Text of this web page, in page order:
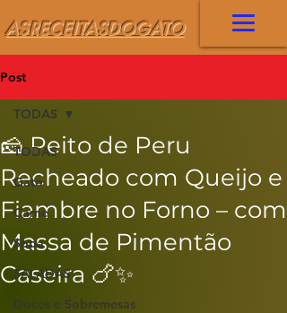
ASRECEITASDOGATO
Post
TODAS
Gato
Carne
Sopa
SALADAS
Doces e Sobremesas
TODAS
🧀 Peito de Peru
Recheado com Queijo e
Fiambre no Forno – com
Massa de Pimentão
Caseira 🍗✨